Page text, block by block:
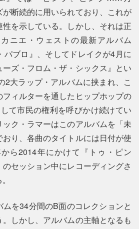
断続的に用いられており、これが
を示している。しかし、それは正
ニエ・ウェストの最新アルバム
パブロ』、そしてドレイクが4月に
ズ・フロム・ザ・シックス』とい
2大ラップ・アルバムに挟まれ、こ
ィルターを通したヒップホップの
て市民の権利を呼びかけ続けてい
ク・ラマーはこのアルバムを「未
り、各曲のタイトルには日付が使
ら2014年にかけて『トゥ・ピン
セッション中にレコーディングさ
を34分間のB面のコレクションと
しかし、アルバムの主軸となるも